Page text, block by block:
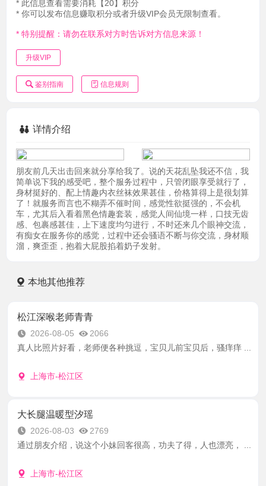
* 此信息查看需要消耗【20】积分
* 你可以发布信息赚取积分或者升级VIP会员无限制查看。
* 特别提醒：请勿在联系对方时告诉对方信息来源！
升级VIP
鉴别指南 信息规则
详情介绍
朋友前几天出击回来就分享给我了。说的天花乱坠我还不信，我
简单说下我的感受吧，整个服务过程中，只管闭眼享受就行了，
身材挺好的、配上情趣内衣丝袜效果甚佳，价格算得上是很划算
了！就服务而言也不糊弄不催时间，感觉性欲挺强的，不会机
车，尤其后入看着黑色情趣套装，感觉人间仙境一样，口技无齿
感、包裹感甚佳，上下速度均匀进行，不时还来几个眼神交流，
有痴女在服务你的感觉，过程中还会骚语不断与你交流，身材顺
溜，爽歪歪，抱着大屁股掐着奶子发射。
本地其他推荐
松江深喉老师青青
2026-08-05
2066
真人比照片好看，老师便各种挑逗，宝贝儿前宝贝后，骚痒痒 ...
上海市-松江区
大长腿温暖型汐瑶
2026-08-03
2769
通过朋友介绍，说这个小妹回客很高，功夫了得，人也漂亮， ...
上海市-松江区